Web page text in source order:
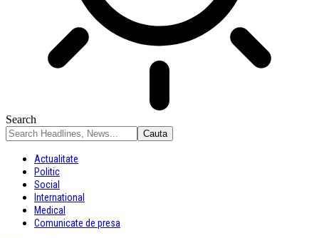
Search
Actualitate
Politic
Social
International
Medical
Comunicate de presa